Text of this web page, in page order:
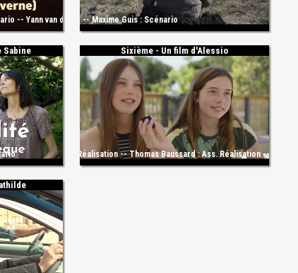
: Figuration -- Christine Bolliger-Erard : Figuration -- Nicolas
-- Yann van der Cruyssen : Scénario
Guis : Montage -- Maxime Guis : Scénario
Ewen Lavanant : Réalisation
Sabine Sixième - Un film d'Alessio
: Ass. Réalisation -- Thomas Baussard : Ass. Réalisation -- Mbola